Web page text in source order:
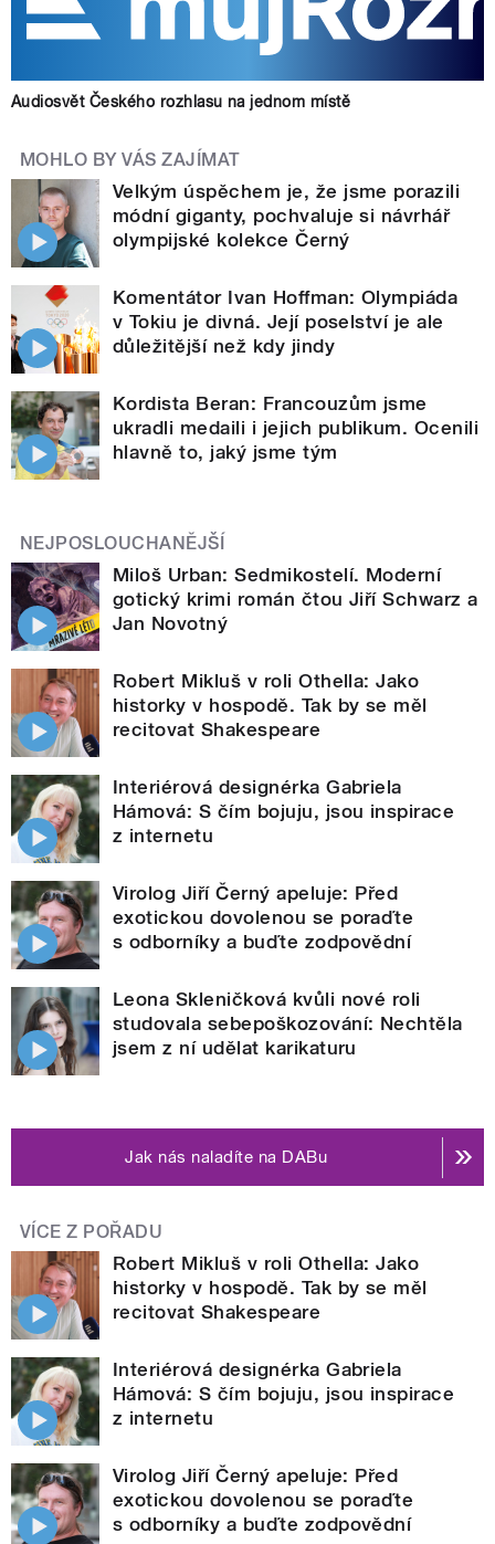
Audiosvět Českého rozhlasu na jednom místě
MOHLO BY VÁS ZAJÍMAT
Velkým úspěchem je, že jsme porazili
módní giganty, pochvaluje si návrhář
olympijské kolekce Černý
Komentátor Ivan Hoffman: Olympiáda
v Tokiu je divná. Její poselství je ale
důležitější než kdy jindy
Kordista Beran: Francouzům jsme
ukradli medaili i jejich publikum. Ocenili
hlavně to, jaký jsme tým
NEJPOSLOUCHANĚJŠÍ
Miloš Urban: Sedmikostelí. Moderní
gotický krimi román čtou Jiří Schwarz a
Jan Novotný
Robert Mikluš v roli Othella: Jako
historky v hospodě. Tak by se měl
recitovat Shakespeare
Interiérová designérka Gabriela
Hámová: S čím bojuju, jsou inspirace
z internetu
Virolog Jiří Černý apeluje: Před
exotickou dovolenou se poraďte
s odborníky a buďte zodpovědní
Leona Skleničková kvůli nové roli
studovala sebepoškozování: Nechtěla
jsem z ní udělat karikaturu
Jak nás naladíte na DABu
VÍCE Z POŘADU
Robert Mikluš v roli Othella: Jako
historky v hospodě. Tak by se měl
recitovat Shakespeare
Interiérová designérka Gabriela
Hámová: S čím bojuju, jsou inspirace
z internetu
Virolog Jiří Černý apeluje: Před
exotickou dovolenou se poraďte
s odborníky a buďte zodpovědní